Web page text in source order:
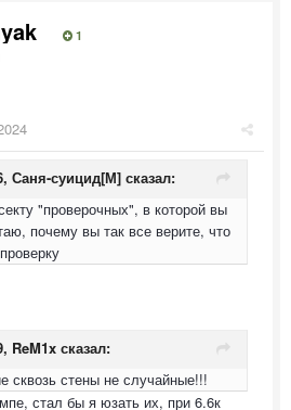
1
Саня-суицид[М] сказал:
"проверочных", в которой вы
почему вы так все верите, что
ReM1x сказал:
сквозь стены не случайные!!!
стал бы я юзать их, при 6.6к